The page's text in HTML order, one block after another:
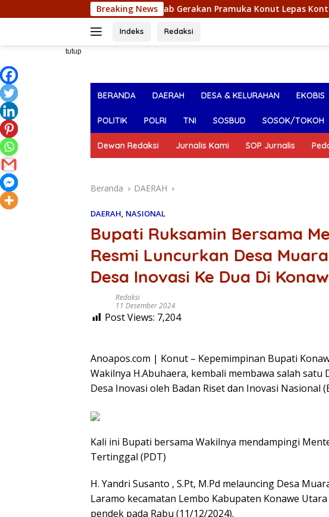
ke
Breaking News
Ketua Mabicab Gerakan Pramuka Konut Lepas Kontingen Jambore
Indeks Redaksi
tutup
BERANDA DAERAH DESA & KELURAHAN EKOBIS
POLITIK POLRI TNI SOSBUD SOSOK/TOKOH
Dewan Redaksi Jurnalis Kami SOP Jurnalis
Beranda DAERAH
DAERAH, NASIONAL
Bupati Ruksamin Bersama
Resmi Luncurkan Desa
Desa Inovasi Ke Dua Di
Redaksi
11 Desember 2024
Post Views: 7,204
Anoapos.com | Konut – Kepemimpinan Bupati
Wakilnya H.Abuhaera, kembali membawa salah satu
Desa Inovasi oleh Badan Riset dan Inovasi Nasional
Kali ini Bupati bersama Wakilnya mendampingi
Tertinggal (PDT)
H. Yandri Susanto , S.Pt, M.Pd melauncing Desa
Laramo kecamatan Lembo Kabupaten Konawe
pendek pada Rabu (11/12/2024).